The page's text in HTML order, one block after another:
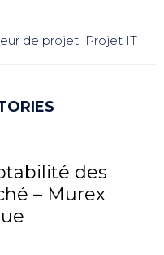
de projet Projet IT
des
– Murex